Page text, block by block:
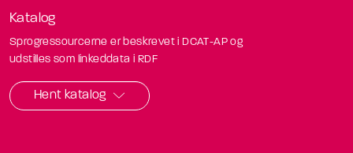
Katalog
Sprogressourcerne er beskrevet i DCAT-AP og
udstilles som linkeddata i RDF
Hent katalog